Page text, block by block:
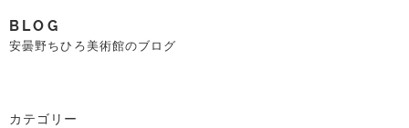
BLOG
安曇野ちひろ美術館のブログ
カテゴリー